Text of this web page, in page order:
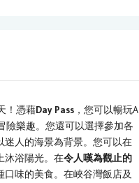
！憑藉Day Pass ，您可以暢玩A
險樂趣。您還可以選擇參加各
迷人的海景為背景。您可以在
沐浴陽光。在令人嘆為觀止的
味的美食。在峽谷灣飯店及